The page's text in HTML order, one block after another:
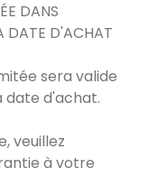
DANS
DATE D'ACHAT
sera valide
date d'achat.
veuillez
à votre